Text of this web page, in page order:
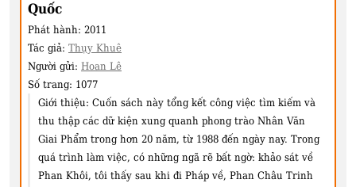
Quốc
Phát hành: 2011
Tác giả: Thụy Khuê
Người gửi: Hoan Lê
Số trang: 1077
Giới thiệu: Cuốn sách này tổng kết công việc tìm kiếm và
thu thập các dữ kiện xung quanh phong trào Nhân Văn
Giai Phẩm trong hơn 20 năm, từ 1988 đến ngày nay. Trong
quá trình làm việc, có những ngã rẽ bất ngờ: khảo sát về
Phan Khôi, tôi thấy sau khi đi Pháp về, Phan Châu Trinh